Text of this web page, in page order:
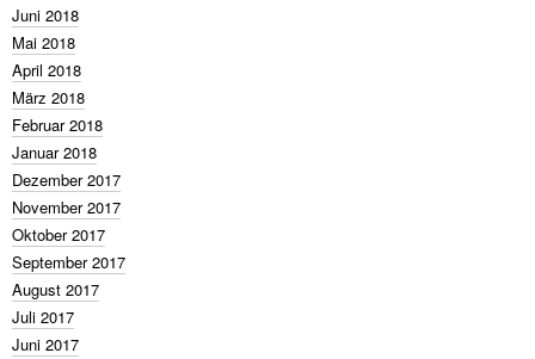
Juni 2018
Mai 2018
April 2018
März 2018
Februar 2018
Januar 2018
Dezember 2017
November 2017
Oktober 2017
September 2017
August 2017
Juli 2017
Juni 2017